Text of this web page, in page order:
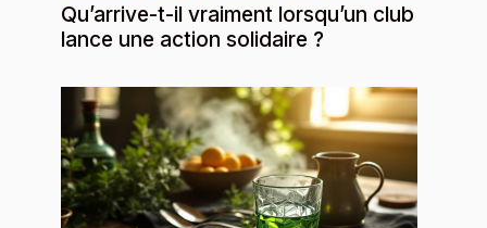
Qu’arrive-t-il vraiment lorsqu’un club
lance une action solidaire ?